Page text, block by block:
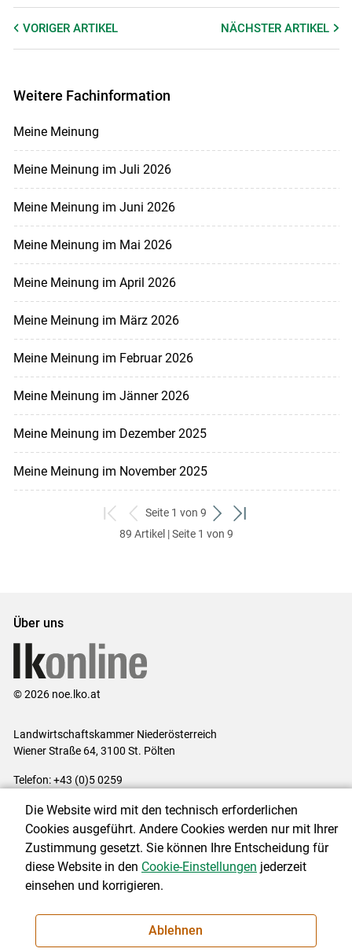
VORIGER ARTIKEL NÄCHSTERARTIKEL
Weitere Fachinformation
Meine Meinung
Meine Meinung im Juli 2026
Meine Meinung im Juni 2026
Meine Meinung im Mai 2026
Meine Meinung im April 2026
Meine Meinung im März 2026
Meine Meinung im Februar 2026
Meine Meinung im Jänner 2026
Meine Meinung im Dezember 2025
Meine Meinung im November 2025
zum
ersten
zurück
zum
Seite 1 von 9
weiter
zum
zum
89 Artikel | Seite 1 von 9
Über uns
© 2026 noe.lko.at
Landwirtschaftskammer Niederösterreich
Wiener Straße 64, 3100 St. Pölten
Telefon: +43 (0)5 0259
Impressum|Kontakt|Datenschutzerklärung|Barrierefreiheit|
Cookie-Einstellungen
NEWSLETTER
Die Website wird mit den technisch erforderlichen
Cookies ausgeführt. Andere Cookies werden nur mit Ihrer
Zustimmung gesetzt. Sie können Ihre Entscheidung für
diese Website in den Cookie-Einstellungen jederzeit
einsehen und korrigieren.
Ablehnen